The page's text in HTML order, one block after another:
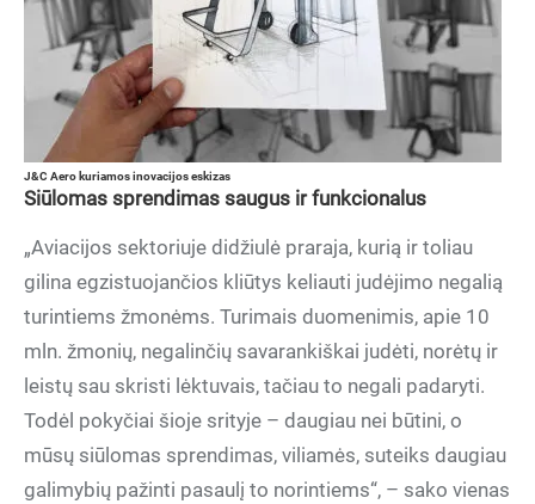
J&C Aero kuriamos inovacijos eskizas
Siūlomas sprendimas saugus ir funkcionalus
„Aviacijos sektoriuje didžiulė praraja, kurią ir toliau
gilina egzistuojančios kliūtys keliauti judėjimo negalią
turintiems žmonėms. Turimais duomenimis, apie 10
mln. žmonių, negalinčių savarankiškai judėti, norėtų ir
leistų sau skristi lėktuvais, tačiau to negali padaryti.
Todėl pokyčiai šioje srityje – daugiau nei būtini, o
mūsų siūlomas sprendimas, viliamės, suteiks daugiau
galimybių pažinti pasaulį to norintiems“, – sako vienas